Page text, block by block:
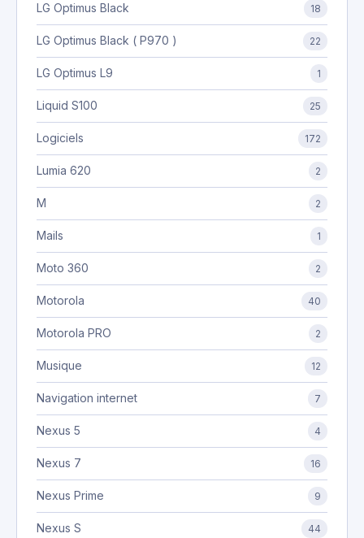
LG Optimus Black 18
LG Optimus Black ( P970 ) 22
LG Optimus L9 1
Liquid S100 25
Logiciels 172
Lumia 620 2
M 2
Mails 1
Moto 360 2
Motorola 40
Motorola PRO 2
Musique 12
Navigation internet 7
Nexus 5 4
Nexus 7 16
Nexus Prime 9
Nexus S 44